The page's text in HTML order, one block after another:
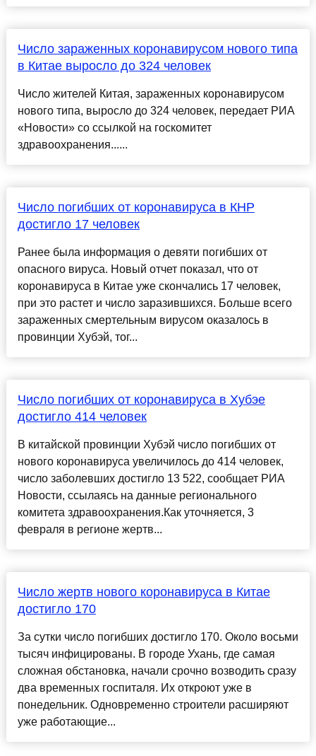
Число зараженных коронавирусом нового типа
в Китае выросло до 324 человек
Число жителей Китая, зараженных коронавирусом
нового типа, выросло до 324 человек, передает РИА
«Новости» со ссылкой на госкомитет
здравоохранения......
Число погибших от коронавируса в КНР
достигло 17 человек
Ранее была информация о девяти погибших от
опасного вируса. Новый отчет показал, что от
коронавируса в Китае уже скончались 17 человек,
при это растет и число заразившихся. Больше всего
зараженных смертельным вирусом оказалось в
провинции Хубэй, тог...
Число погибших от коронавируса в Хубэе
достигло 414 человек
В китайской провинции Хубэй число погибших от
нового коронавируса увеличилось до 414 человек,
число заболевших достигло 13 522, сообщает РИА
Новости, ссылаясь на данные регионального
комитета здравоохранения.Как уточняется, 3
февраля в регионе жертв...
Число жертв нового коронавируса в Китае
достигло 170
За сутки число погибших достигло 170. Около восьми
тысяч инфицированы. В городе Ухань, где самая
сложная обстановка, начали срочно возводить сразу
два временных госпиталя. Их откроют уже в
понедельник. Одновременно строители расширяют
уже работающие...